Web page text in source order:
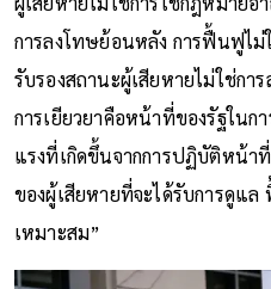
การลงโทษย้อนหลัง การฟื้นฟูไม่
รับรองสถานะผู้เสียหายไม่ใช่ก
การเยียวยาคือหน้าที่ของรัฐในก
แรงที่เกิดขึ้นจากการปฏิบัติหน้า
ของผู้เสียหายที่จะได้รับการดูแ
เหมาะสม”